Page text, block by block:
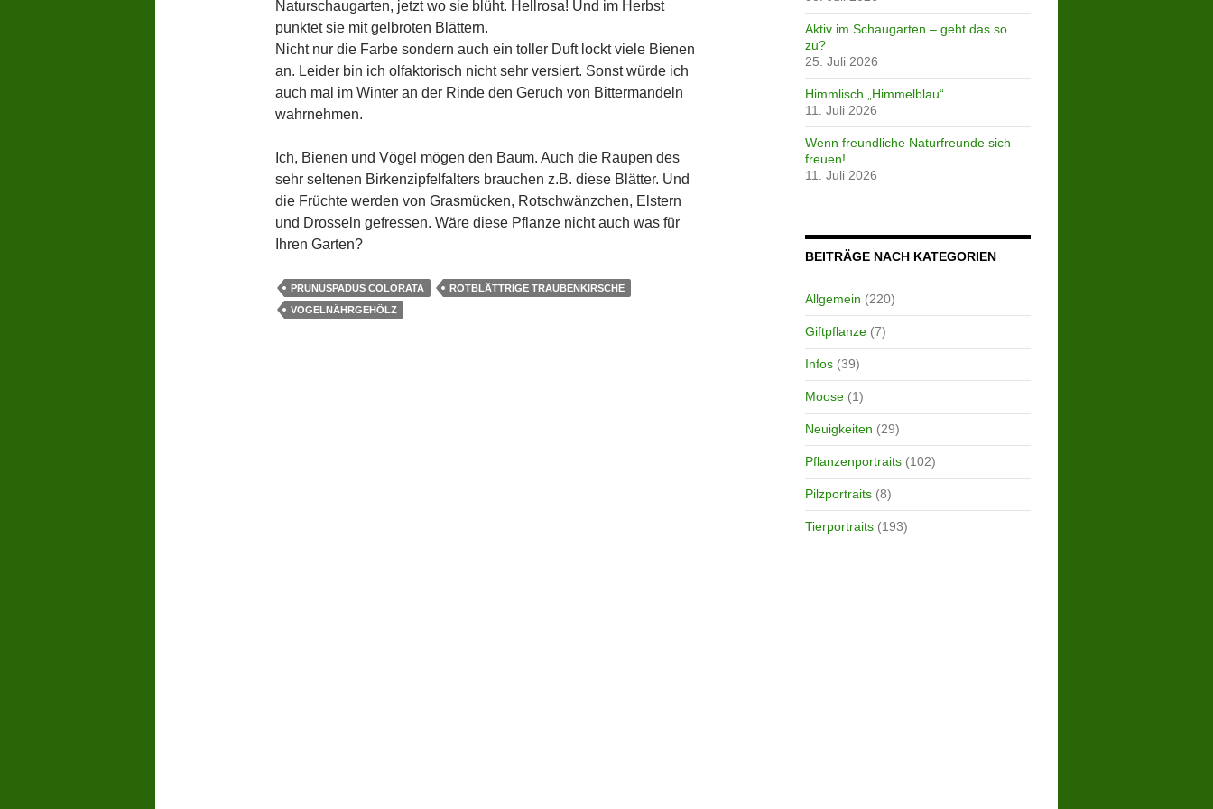
Naturschaugarten, jetzt wo sie blüht. Hellrosa! Und im Herbst
punktet sie mit gelbroten Blättern.
Nicht nur die Farbe sondern auch ein toller Duft lockt viele Bienen
an. Leider bin ich olfaktorisch nicht sehr versiert. Sonst würde ich
auch mal im Winter an der Rinde den Geruch von Bittermandeln
wahrnehmen.
Ich, Bienen und Vögel mögen den Baum. Auch die Raupen des
sehr seltenen Birkenzipfelfalters brauchen z.B. diese Blätter. Und
die Früchte werden von Grasmücken, Rotschwänzchen, Elstern
und Drosseln gefressen. Wäre diese Pflanze nicht auch was für
Ihren Garten?
PRUNUSPADUS COLORATA
ROTBLÄTTRIGE TRAUBENKIRSCHE
VOGELNÄHRGEHÖLZ
Aktiv im Schaugarten – geht das so
zu?
25. Juli 2026
Himmlisch „Himmelblau“
11. Juli 2026
Wenn freundliche Naturfreunde sich
freuen!
11. Juli 2026
BEITRÄGE NACH KATEGORIEN
Allgemein (220)
Giftpflanze(7)
Infos(39)
Moose(1)
Neuigkeiten (29)
Pflanzenportraits(102)
Pilzportraits(8)
Tierportraits(193)